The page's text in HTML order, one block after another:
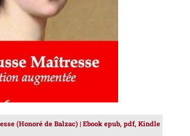
(Honoré de Balzac) | Ebook epub, pdf, Kindle